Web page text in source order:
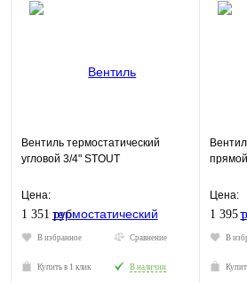
Вентиль термостатический
угловой 3/4" STOUT
Цена:
1 351 руб.
В избранное Сравнение
Купить в 1 клик В наличии
Цена:
1 395
В